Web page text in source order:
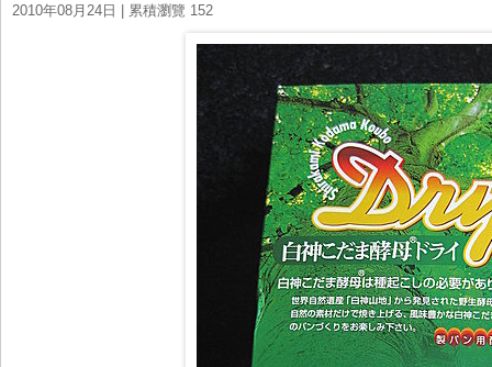
2010年08月24日 | 累積瀏覽 152